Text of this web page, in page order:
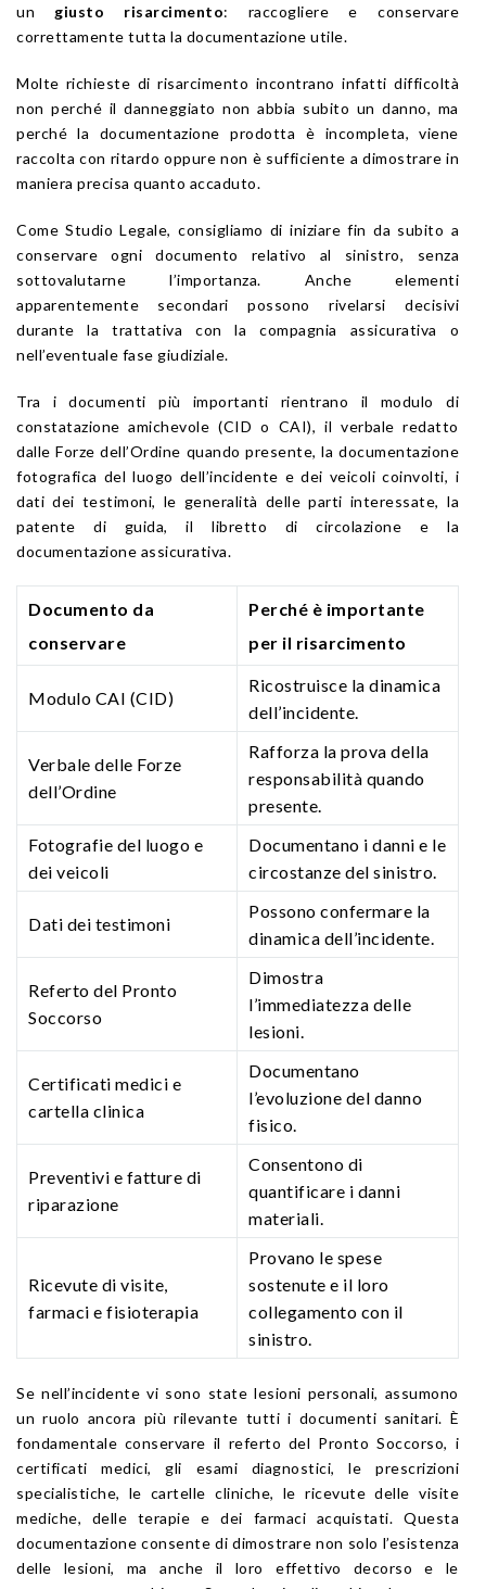
un giusto risarcimento: raccogliere e conservare
correttamente tutta la documentazione utile.
Molte richieste di risarcimento incontrano infatti difficoltà
non perché il danneggiato non abbia subito un danno, ma
perché la documentazione prodotta è incompleta, viene
raccolta con ritardo oppure non è sufficiente a dimostrare in
maniera precisa quanto accaduto.
Come Studio Legale, consigliamo di iniziare fin da subito a
conservare ogni documento relativo al sinistro, senza
sottovalutarne l’importanza. Anche elementi
apparentemente secondari possono rivelarsi decisivi
durante la trattativa con la compagnia assicurativa o
nell’eventuale fase giudiziale.
Tra i documenti più importanti rientrano il modulo di
constatazione amichevole (CID o CAI), il verbale redatto
dalle Forze dell’Ordine quando presente, la documentazione
fotografica del luogo dell’incidente e dei veicoli coinvolti, i
dati dei testimoni, le generalità delle parti interessate, la
patente di guida, il libretto di circolazione e la
documentazione assicurativa.
Documento da
conservare
Perché è importante
per il risarcimento
Modulo CAI (CID)
Ricostruisce la dinamica
dell’incidente.
Verbale delle Forze
dell’Ordine
Rafforza la prova della
responsabilità quando
presente.
Fotografie del luogo e
dei veicoli
Documentano i danni e le
circostanze del sinistro.
Dati dei testimoni
Possono confermare la
dinamica dell’incidente.
Referto del Pronto
Soccorso
Dimostra
l’immediatezza delle
lesioni.
Certificati medici e
cartella clinica
Documentano
l’evoluzione del danno
fisico.
Preventivi e fatture di
riparazione
Consentono di
quantificare i danni
materiali.
Ricevute di visite,
farmaci e fisioterapia
Provano le spese
sostenute e il loro
collegamento con il
sinistro.
Se nell’incidente vi sono state lesioni personali, assumono
un ruolo ancora più rilevante tutti i documenti sanitari. È
fondamentale conservare il referto del Pronto Soccorso, i
certificati medici, gli esami diagnostici, le prescrizioni
specialistiche, le cartelle cliniche, le ricevute delle visite
mediche, delle terapie e dei farmaci acquistati. Questa
documentazione consente di dimostrare non solo l’esistenza
delle lesioni, ma anche il loro effettivo decorso e le